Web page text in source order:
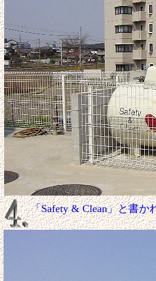
「Safety & Clean」と書